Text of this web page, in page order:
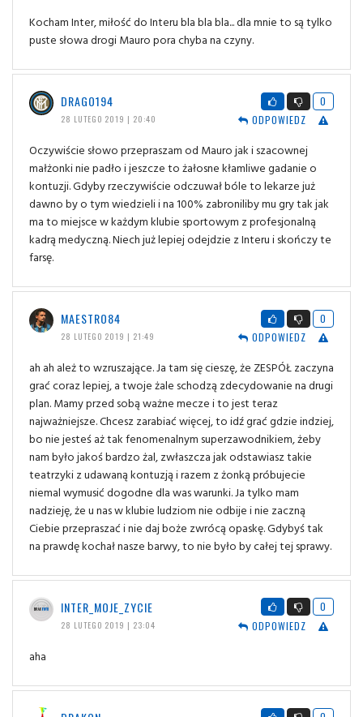
Kocham Inter, miłość do Interu bla bla bla... dla mnie to są tylko
puste słowa drogi Mauro pora chyba na czyny.
DRAGO194
28 LUTEGO 2019 | 20:40
0
ODPOWIEDZ
Oczywiście słowo przepraszam od Mauro jak i szacownej
małżonki nie padło i jeszcze to żałosne kłamliwe gadanie o
kontuzji. Gdyby rzeczywiście odczuwał bóle to lekarze już
dawno by o tym wiedzieli i na 100% zabroniliby mu gry tak jak
ma to miejsce w każdym klubie sportowym z profesjonalną
kadrą medyczną. Niech już lepiej odejdzie z Interu i skończy te
farsę.
MAESTRO84
28 LUTEGO 2019 | 21:49
0
ODPOWIEDZ
ah ah ależ to wzruszające. Ja tam się cieszę, że ZESPÓŁ zaczyna
grać coraz lepiej, a twoje żale schodzą zdecydowanie na drugi
plan. Mamy przed sobą ważne mecze i to jest teraz
najważniejsze. Chcesz zarabiać więcej, to idź grać gdzie indziej,
bo nie jesteś aż tak fenomenalnym superzawodnikiem, żeby
nam było jakoś bardzo żal, zwłaszcza jak odstawiasz takie
teatrzyki z udawaną kontuzją i razem z żonką próbujecie
niemal wymusić dogodne dla was warunki. Ja tylko mam
nadzieję, że u nas w klubie ludziom nie odbije i nie zaczną
Ciebie przepraszać i nie daj boże zwrócą opaskę. Gdybyś tak
na prawdę kochał nasze barwy, to nie było by całej tej sprawy.
INTER_MOJE_ZYCIE
28 LUTEGO 2019 | 23:04
0
ODPOWIEDZ
aha